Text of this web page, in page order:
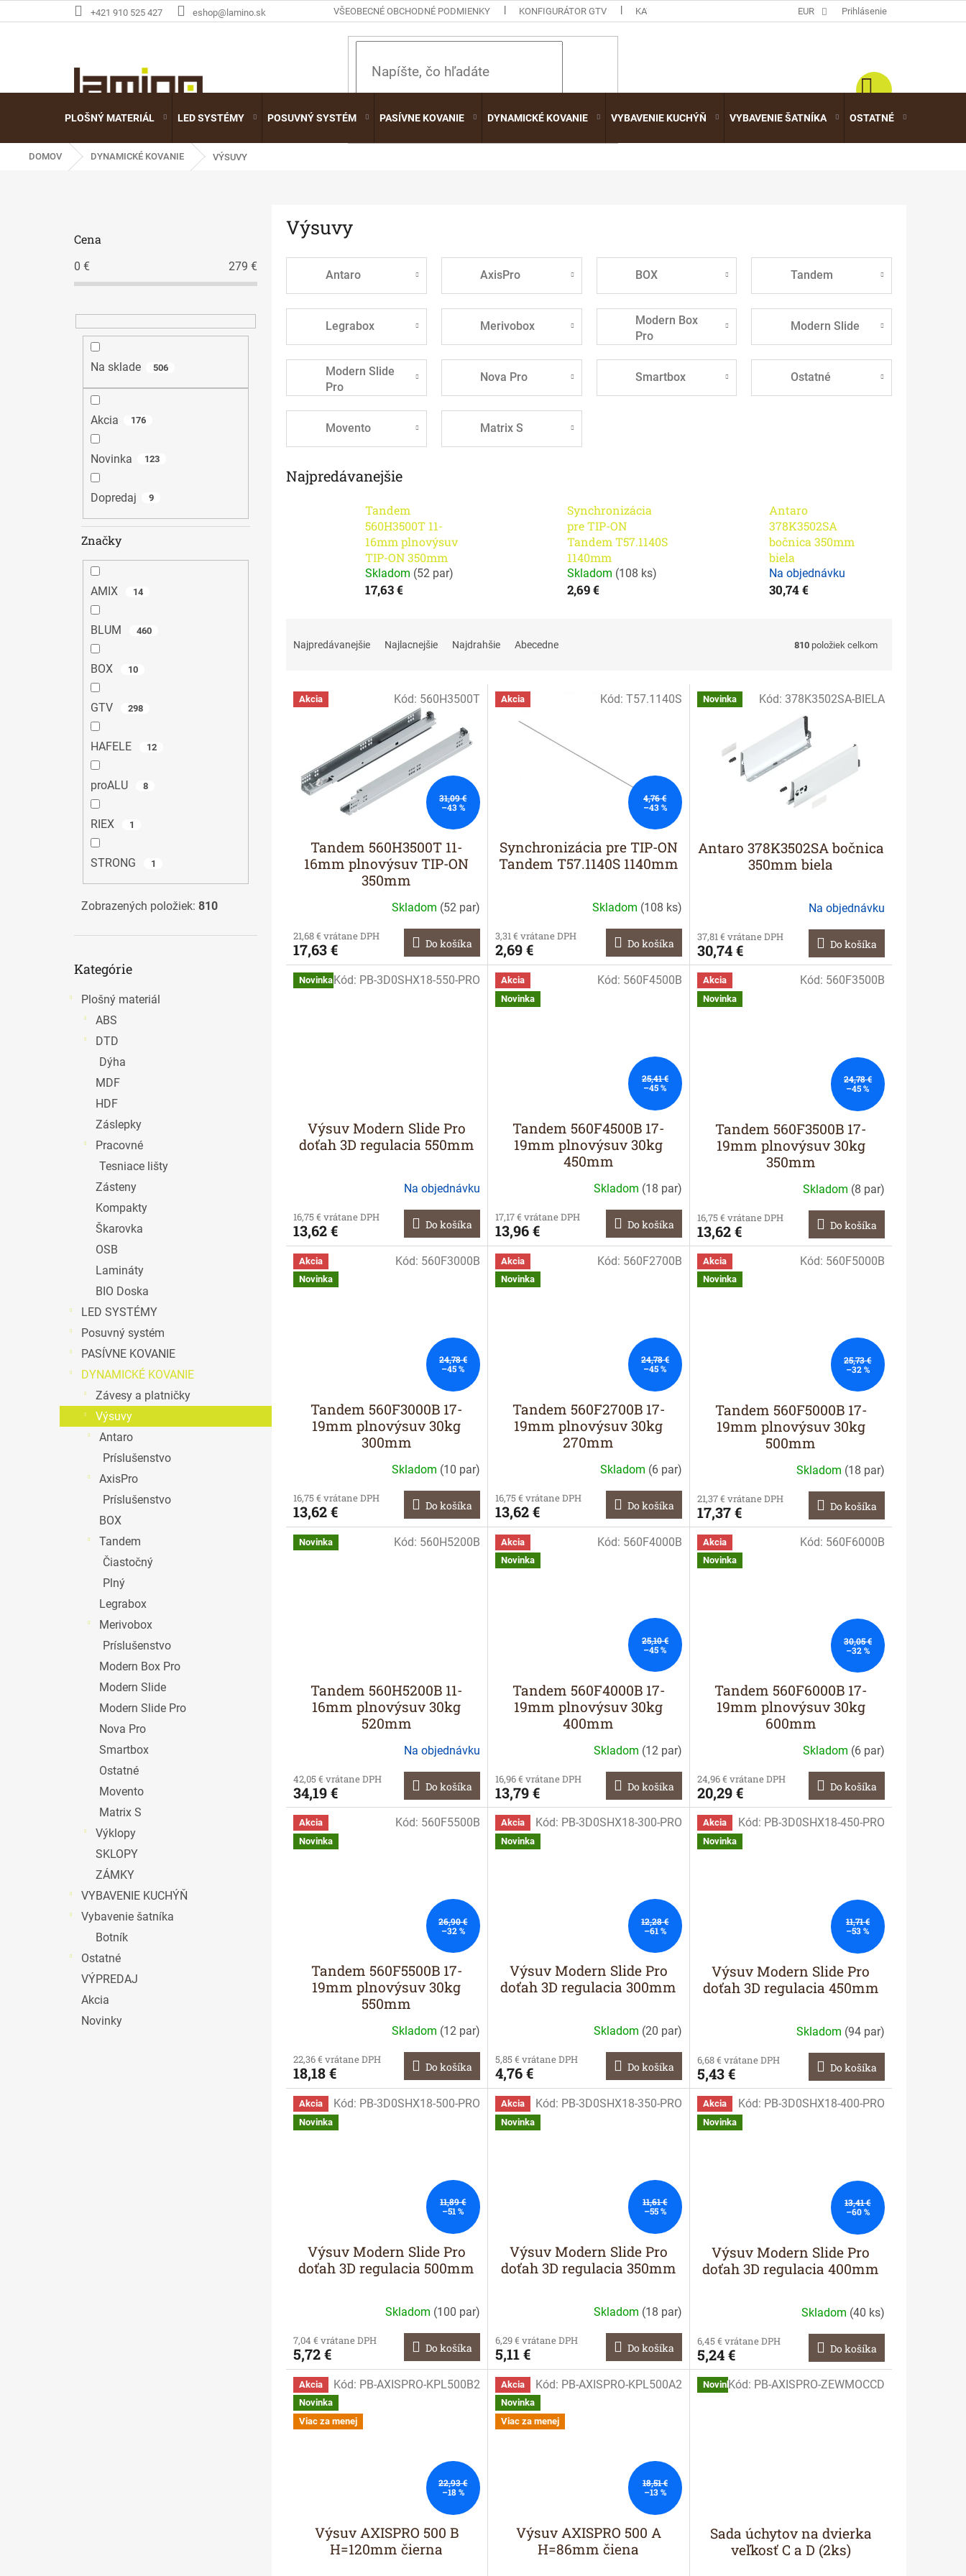
na
+421 910 525 427 eshop@lamino.sk VŠEOBECNÉ OBCHODNÉ PODMIENKY KONFIGURÁTOR GTV KATALÓGY EUR Prihlásenie
HĽADAŤ
PLOŠNÝ MATERIÁL LED SYSTÉMY POSUVNÝ SYSTÉM PASÍVNE KOVANIE DYNAMICKÉ KOVANIE VYBAVENIE KUCHÝŇ VYBAVENIE ŠATNÍKA OSTATNÉ
DOMOV DYNAMICKÉ KOVANIE VÝSUVY
Cena
0 € 279 €
Na sklade 506
Akcia 176
Novinka 123
Dopredaj 9
Značky
AMIX 14
BLUM 460
BOX 10
GTV 298
HAFELE 12
proALU 8
RIEX 1
STRONG 1
Zobrazených položiek: 810
kategórie
Kategórie
Plošný materiál
ABS
DTD
Dýha
MDF
HDF
Záslepky
Pracovné
Tesniace lišty
Zásteny
Kompakty
Škarovka
OSB
Lamináty
BIO Doska
LED SYSTÉMY
Posuvný systém
PASÍVNE KOVANIE
DYNAMICKÉ KOVANIE
Závesy a platničky
Výsuvy
Antaro
Príslušenstvo
AxisPro
Príslušenstvo
BOX
Tandem
Čiastočný
Plný
Legrabox
Merivobox
Príslušenstvo
Modern Box Pro
Modern Slide
Modern Slide Pro
Nova Pro
Smartbox
Ostatné
Movento
Matrix S
Výklopy
SKLOPY
ZÁMKY
VYBAVENIE KUCHÝŇ
Vybavenie šatníka
Botník
Ostatné
VÝPREDAJ
Akcia
Novinky
Výsuvy
Antaro AxisPro BOX Tandem
Legrabox Merivobox
Modern Box
Pro
Modern Slide
Modern Slide
Pro
Nova Pro Smartbox Ostatné
Movento Matrix S
Najpredávanejšie
Tandem
560H3500T 11-
16mm plnovýsuv
TIP-ON 350mm
Skladom (52 par)
17,63 €
Synchronizácia
pre TIP-ON
Tandem T57.1140S
1140mm
Skladom (108 ks)
2,69 €
Antaro
378K3502SA
bočnica 350mm
biela
Na objednávku
30,74 €
n
Najpredávanejšie Najlacnejšie Najdrahšie Abecedne 810 položiek celkom
V
ý Akcia
31,09 €
–43 %
Tandem 560H3500T 11-
16mm plnovýsuv TIP-ON
350mm
Skladom (52 par)
21,68 € vrátane DPH
17,63 € Do košíka
Kód: 560H3500T Akcia
4,76 €
–43 %
Synchronizácia pre TIP-ON
Tandem T57.1140S 1140mm
Skladom (108 ks)
3,31 € vrátane DPH
2,69 € Do košíka
Kód: T57.1140S Novinka
Antaro 378K3502SA bočnica
350mm biela
Na objednávku
37,81 € vrátane DPH
30,74 € Do košíka
Kód: 378K3502SA-BIELA
Novinka
Výsuv Modern Slide Pro
doťah 3D regulacia 550mm
Na objednávku
16,75 € vrátane DPH
13,62 € Do košíka
Kód: PB-3D0SHX18-550-PRO
Akcia
Novinka
25,41 €
–45 %
Tandem 560F4500B 17-
19mm plnovýsuv 30kg
450mm
Skladom (18 par)
17,17 € vrátane DPH
13,96 € Do košíka
Kód: 560F4500B
Akcia
Novinka
24,78 €
–45 %
Tandem 560F3500B 17-
19mm plnovýsuv 30kg
350mm
Skladom (8 par)
16,75 € vrátane DPH
13,62 € Do košíka
Kód: 560F3500B
Akcia
Novinka
24,78 €
–45 %
Tandem 560F3000B 17-
19mm plnovýsuv 30kg
300mm
Skladom (10 par)
16,75 € vrátane DPH
13,62 € Do košíka
Kód: 560F3000B
Akcia
Novinka
24,78 €
–45 %
Tandem 560F2700B 17-
19mm plnovýsuv 30kg
270mm
Skladom (6 par)
16,75 € vrátane DPH
13,62 € Do košíka
Kód: 560F2700B
Akcia
Novinka
25,73 €
–32 %
Tandem 560F5000B 17-
19mm plnovýsuv 30kg
500mm
Skladom (18 par)
21,37 € vrátane DPH
17,37 € Do košíka
Kód: 560F5000B
Novinka
Tandem 560H5200B 11-
16mm plnovýsuv 30kg
520mm
Na objednávku
42,05 € vrátane DPH
34,19 € Do košíka
Kód: 560H5200B
Akcia
Novinka
25,10 €
–45 %
Tandem 560F4000B 17-
19mm plnovýsuv 30kg
400mm
Skladom (12 par)
16,96 € vrátane DPH
13,79 € Do košíka
Kód: 560F4000B
Akcia
Novinka
30,05 €
–32 %
Tandem 560F6000B 17-
19mm plnovýsuv 30kg
600mm
Skladom (6 par)
24,96 € vrátane DPH
20,29 € Do košíka
Kód: 560F6000B
Akcia
Novinka
26,90 €
–32 %
Tandem 560F5500B 17-
19mm plnovýsuv 30kg
550mm
Skladom (12 par)
22,36 € vrátane DPH
18,18 € Do košíka
Kód: 560F5500B
Akcia
Novinka
12,28 €
–61 %
Výsuv Modern Slide Pro
doťah 3D regulacia 300mm
Skladom (20 par)
5,85 € vrátane DPH
4,76 € Do košíka
Kód: PB-3D0SHX18-300-PRO
Akcia
Novinka
11,71 €
–53 %
Výsuv Modern Slide Pro
doťah 3D regulacia 450mm
Skladom (94 par)
6,68 € vrátane DPH
5,43 € Do košíka
Kód: PB-3D0SHX18-450-PRO
Akcia
Novinka
11,89 €
–51 %
Výsuv Modern Slide Pro
doťah 3D regulacia 500mm
Skladom (100 par)
7,04 € vrátane DPH
5,72 € Do košíka
Kód: PB-3D0SHX18-500-PRO
Akcia
Novinka
11,61 €
–55 %
Výsuv Modern Slide Pro
doťah 3D regulacia 350mm
Skladom (18 par)
6,29 € vrátane DPH
5,11 € Do košíka
Kód: PB-3D0SHX18-350-PRO
Akcia
Novinka
13,41 €
–60 %
Výsuv Modern Slide Pro
doťah 3D regulacia 400mm
Skladom (40 ks)
6,45 € vrátane DPH
5,24 € Do košíka
Kód: PB-3D0SHX18-400-PRO
Akcia
Novinka
Viac za menej
22,93 €
–18 %
Výsuv AXISPRO 500 B
H=120mm čierna
Kód: PB-AXISPRO-KPL500B2
Akcia
Novinka
Viac za menej
18,51 €
–13 %
Výsuv AXISPRO 500 A
H=86mm čiena
Kód: PB-AXISPRO-KPL500A2 Novinka
Sada úchytov na dvierka
veľkosť C a D (2ks)
Kód: PB-AXISPRO-ZEWMOCCD